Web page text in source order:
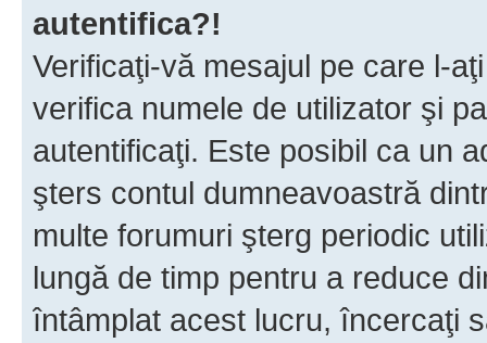
autentifica?!
Verificaţi-vă mesajul pe care l-
verifica numele de utilizator şi
autentificaţi. Este posibil ca un
şters contul dumneavoastră
multe forumuri şterg periodic
lungă de timp pentru a reduce
întâmplat acest lucru, încercaţi